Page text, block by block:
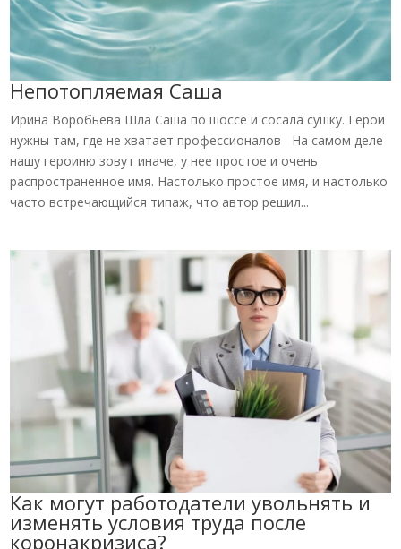
Непотопляемая Саша
Ирина Воробьева Шла Саша по шоссе и сосала сушку. Герои
нужны там, где не хватает профессионалов На самом деле
нашу героиню зовут иначе, у нее простое и очень
распространенное имя. Настолько простое имя, и настолько
часто встречающийся типаж, что автор решил...
Как могут работодатели увольнять и
изменять условия труда после
коронакризиса?